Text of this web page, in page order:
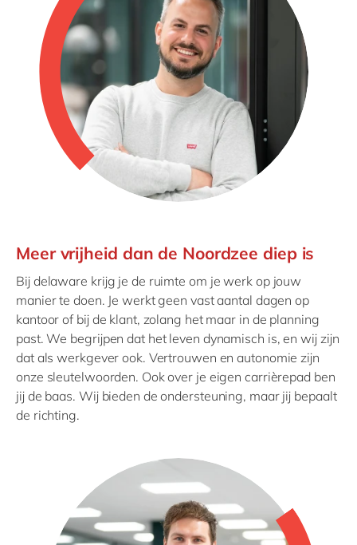
Meer vrijheid dan de Noordzee diep is
Bij delaware krijg je de ruimte om je werk op jouw
manier te doen. Je werkt geen vast aantal dagen op
kantoor of bij de klant, zolang het maar in de planning
past. We begrijpen dat het leven dynamisch is, en wij zijn
dat als werkgever ook. Vertrouwen en autonomie zijn
onze sleutelwoorden. Ook over je eigen carrièrepad ben
jij de baas. Wij bieden de ondersteuning, maar jij bepaalt
de richting.